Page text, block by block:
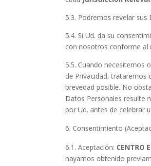
5.3. Podremos revelar
5.4. Si Ud. da su
con nosotros conforme al
5.5. Cuando necesitemos
de Privacidad, trataremos
brevedad posible. No
Datos Personales resulte
por Ud. antes de celebrar
Consentimiento
6.1. Aceptación: CENTRO
hayamos obtenido